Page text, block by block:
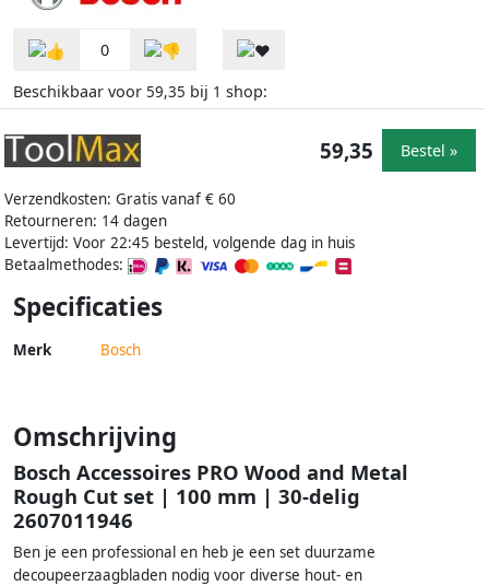
0
Beschikbaar voor 59,35 bij 1 shop:
Verzendkosten: Gratis vanaf € 60
Retourneren: 14 dagen
Levertijd: Voor 22:45 besteld, volgende dag in huis
Betaalmethodes:
59,35 Bestel »
Specificaties
Merk Bosch
Omschrijving
Bosch Accessoires PRO Wood and Metal
Rough Cut set | 100 mm | 30-delig
2607011946
Ben je een professional en heb je een set duurzame
decoupeerzaagbladen nodig voor diverse hout- en